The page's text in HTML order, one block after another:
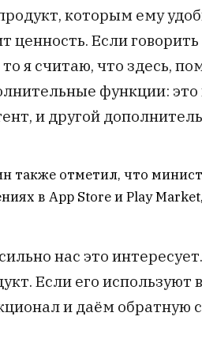
которым ему
ценность. Если
я считаю, что здесь,
функции:
и другой
также отметил, что
в App Store и Play
нас это
Если его используют
и даём обратную